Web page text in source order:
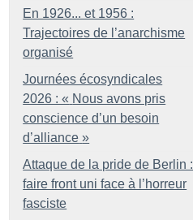
En 1926... et 1956 :
Trajectoires de l’anarchisme
organisé
Journées écosyndicales
2026 : « Nous avons pris
conscience d’un besoin
d’alliance »
Attaque de la pride de Berlin :
faire front uni face à l’horreur
fasciste